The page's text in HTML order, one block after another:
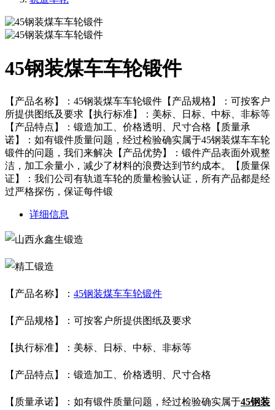
45钢装煤车车轮锻件
【产品名称】：45钢装煤车车轮锻件【产品规格】：可按客户
所提供图纸及要求【执行标准】：美标、日标、中标、非标等
【产品特点】：锻造加工、价格透明、尺寸合格【质量承
诺】：如有锻件质量问题，经过检验确实属于45钢装煤车车轮
锻件的问题，我们来解决【产品优势】：锻件产品表面外观整
洁，加工余量小，减少了材料的浪费达到节约成本。【质量保
证】：我们公司有轨道车轮的质量检验认证，所有产品都是经
过严格探伤，保证每件锻
详细信息
【产品名称】： 45钢装煤车车轮锻件
【产品规格】：可按客户所提供图纸及要求
【执行标准】：美标、日标、中标、 非标等
【产品特点】：锻造加工、价格透明、尺寸合格
【质量承诺】：如有锻件质量问题，经过检验确实属于45钢装